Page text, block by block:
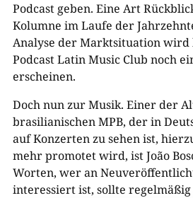
Podcast geben. Eine Art
Kolumne im Laufe der
Analyse der Marktsituation
Podcast Latin Music Club noch
erscheinen.
Doch nun zur Musik. Einer der
brasilianischen MPB, der in
auf Konzerten zu sehen ist,
mehr promotet wird, ist João
Worten, wer an
interessiert ist, sollte regelmäßig